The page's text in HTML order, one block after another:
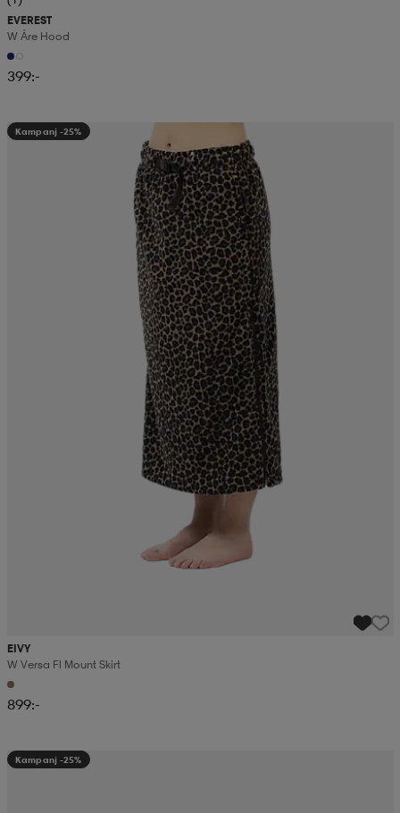
EVEREST
W Åre Hood
399:-
Kampanj -25%
EIVY
W Versa Fl Mount Skirt
899:-
Kampanj -25%